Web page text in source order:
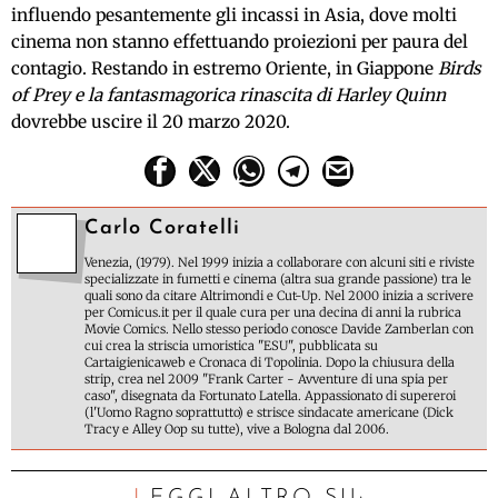
influendo pesantemente gli incassi in Asia, dove molti
cinema non stanno effettuando proiezioni per paura del
contagio. Restando in estremo Oriente, in Giappone Birds
of Prey e la fantasmagorica rinascita di Harley Quinn
dovrebbe uscire il 20 marzo 2020.
Carlo Coratelli
Venezia, (1979). Nel 1999 inizia a collaborare con alcuni siti e riviste
specializzate in fumetti e cinema (altra sua grande passione) tra le
quali sono da citare Altrimondi e Cut-Up. Nel 2000 inizia a scrivere
per Comicus.it per il quale cura per una decina di anni la rubrica
Movie Comics. Nello stesso periodo conosce Davide Zamberlan con
cui crea la striscia umoristica "ESU", pubblicata su
Cartaigienicaweb e Cronaca di Topolinia. Dopo la chiusura della
strip, crea nel 2009 "Frank Carter - Avventure di una spia per
caso", disegnata da Fortunato Latella. Appassionato di supereroi
(l'Uomo Ragno soprattutto) e strisce sindacate americane (Dick
Tracy e Alley Oop su tutte), vive a Bologna dal 2006.